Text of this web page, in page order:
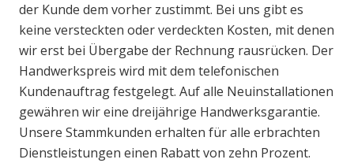
der Kunde dem vorher zustimmt. Bei uns gibt es
keine versteckten oder verdeckten Kosten, mit denen
wir erst bei Übergabe der Rechnung rausrücken. Der
Handwerkspreis wird mit dem telefonischen
Kundenauftrag festgelegt. Auf alle Neuinstallationen
gewähren wir eine dreijährige Handwerksgarantie.
Unsere Stammkunden erhalten für alle erbrachten
Dienstleistungen einen Rabatt von zehn Prozent.